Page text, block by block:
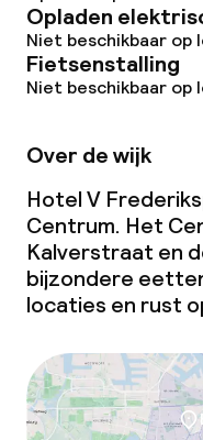
Opladen
Niet beschikbaar op
Fietsenstalling
Niet beschikbaar op
Over de wijk
Hotel V
Centrum. Het
Kalverstraat en
bijzondere
locaties en rust